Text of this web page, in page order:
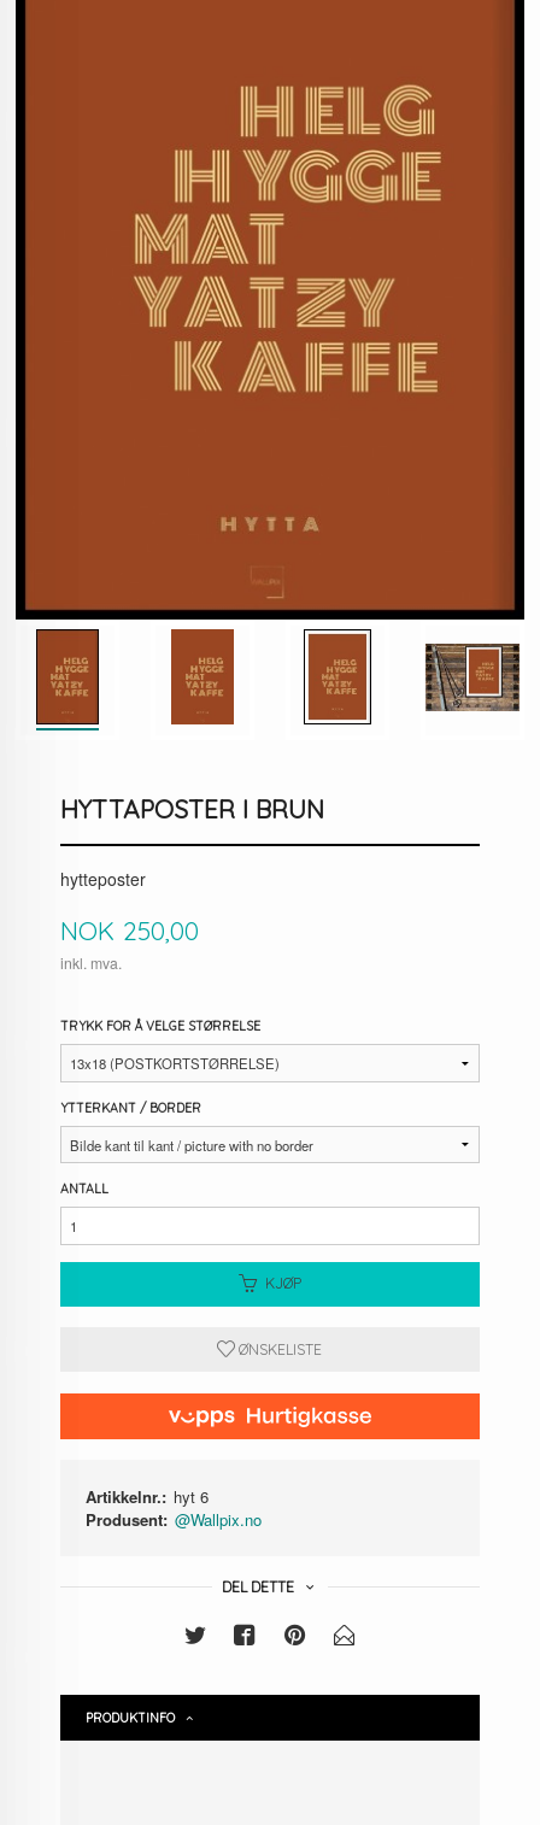
HYTTAPOSTER I BRUN
hytteposter
Pris
NOK 250,00
inkl. mva.
TRYKK FOR Å VELGE STØRRELSE
YTTERKANT / BORDER
ANTALL
KJØP
ØNSKELISTE
Artikkelnr.: hyt 6
Produsent: @Wallpix.no
DEL DETTE
PRODUKTINFO